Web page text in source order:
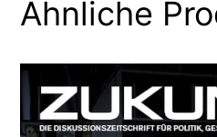
Ähnliche